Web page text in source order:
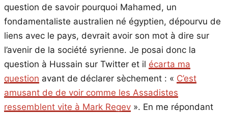
question de savoir pourquoi Mahamed, un
fondamentaliste australien né égyptien, dépourvu de
liens avec le pays, devrait avoir son mot à dire sur
l’avenir de la société syrienne. Je posai donc la
question à Hussain sur Twitter et il écarta ma
question avant de déclarer sèchement : « C’est
amusant de de voir comme les Assadistes
ressemblent vite à Mark Regev ». En me répondant